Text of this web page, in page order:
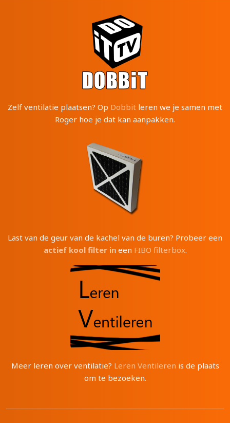
Zelf ventilatie plaatsen? Op Dobbit leren we je samen met
Roger hoe je dat kan aanpakken.
Last van de geur van de kachel van de buren? Probeer een
actief kool filterin een FIBO filterbox.
Meer leren over ventilatie? Leren Ventileren is de plaats
om te bezoeken.